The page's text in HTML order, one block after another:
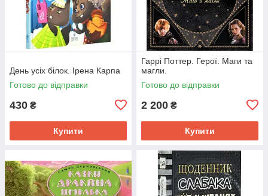
День усіх білок. Ірена Карпа
Готово до відправки
430 ₴
Купити
Гаррі Поттер. Герої. Маги та
магли.
Готово до відправки
2 200 ₴
Купити